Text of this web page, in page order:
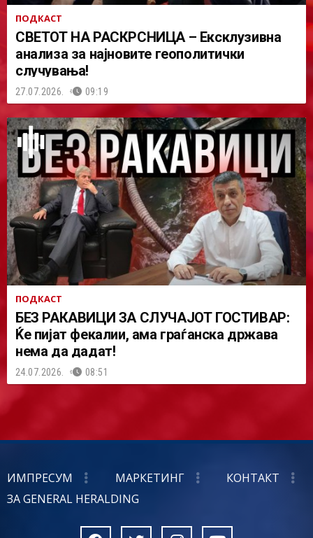
ПОДКАСТ
СВЕТОТ НА РАСКРСНИЦА – Ексклузивна
анализа за најновите геополитички
случувања!
27.07.2026. 09:19
ПОДКАСТ
БЕЗ РАКАВИЦИ ЗА СЛУЧАЈОТ ГОСТИВАР:
Ќе пијат фекалии, ама граѓанска држава
нема да дадат!
24.07.2026. 08:51
ИМПРЕСУМ МАРКЕТИНГ
КОНТАКТ
ЗА GENERAL HERALDING